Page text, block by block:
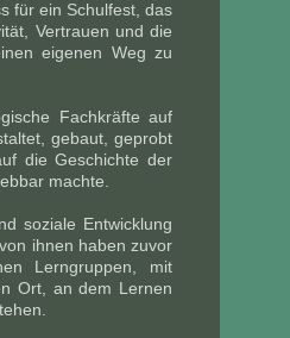
für ein Schulfest, das
Vertrauen und die
eigenen Weg zu
Fachkräfte auf
gebaut, geprobt
die Geschichte der
machte.
soziale Entwicklung
ihnen haben zuvor
Lerngruppen, mit
Ort, an dem Lernen